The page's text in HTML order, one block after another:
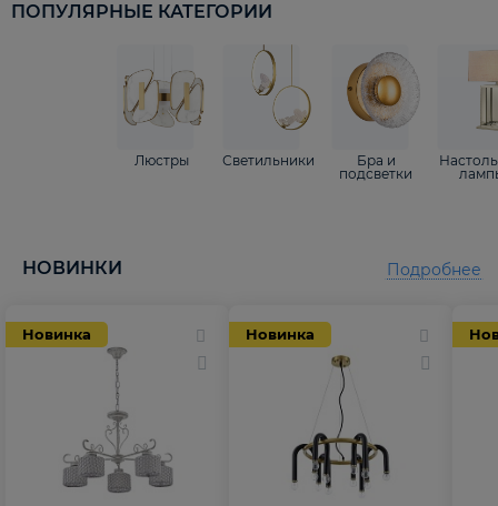
ПОПУЛЯРНЫЕ КАТЕГОРИИ
Люстры Светильники
Бра и
подсветки
НОВИНКИ
Новинка Новинка
Подробнее